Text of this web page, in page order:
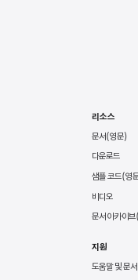
리소스
문서
다운로드
샘플 코드
비디오
문서 아카이브
지원
도움말 및 문서